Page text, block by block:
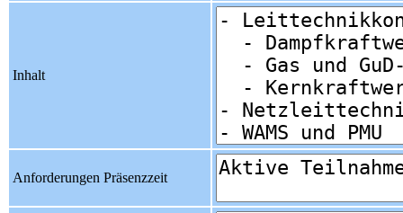
Inhalt
Anforderungen Präsenzzeit